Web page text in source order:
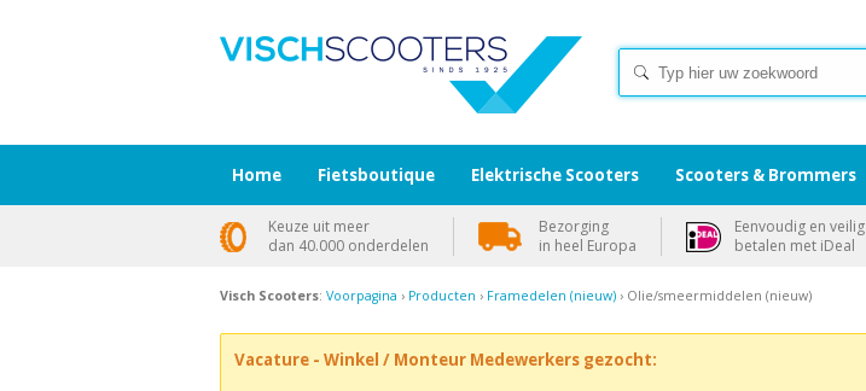
Visch Scooters: Voorpagina › Producten › Framedelen (nieuw) › Olie/smeermiddelen (nieuw)
Vacature - Winkel / Monteur Medewerkers gezocht:
Home Fietsboutique Elektrische Scooters Scooters & Brommers
Keuze uit meer
dan 40.000 onderdelen
Bezorging
in heel Europa
Eenvoudig en veilig
betalen met iDeal